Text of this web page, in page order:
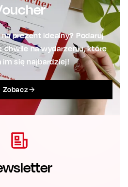
prezent idealny? Podaruj
chwile na wydarzeniu, które
im się najbardziej!
Zobacz